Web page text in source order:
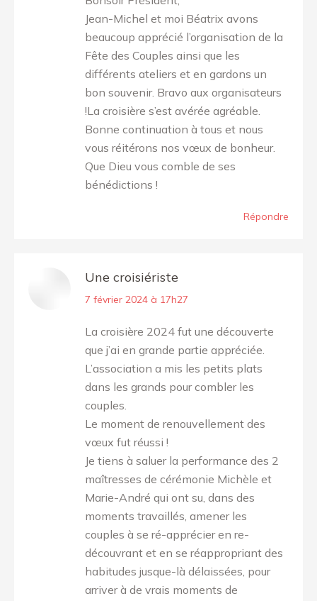
Jean-Michel et moi Béatrix avons
beaucoup apprécié l’organisation de la
Fête des Couples ainsi que les
différents ateliers et en gardons un
bon souvenir. Bravo aux organisateurs
!La croisière s’est avérée agréable.
Bonne continuation à tous et nous
vous réitérons nos vœux de bonheur.
Que Dieu vous comble de ses
bénédictions !
Répondre
Une croisiériste
dit
7 février 2024 à 17h27
La croisière 2024 fut une découverte
que j’ai en grande partie appréciée.
L’association a mis les petits plats
dans les grands pour combler les
couples.
Le moment de renouvellement des
vœux fut réussi !
Je tiens à saluer la performance des 2
maîtresses de cérémonie Michèle et
Marie-André qui ont su, dans des
moments travaillés, amener les
couples à se ré-apprécier en re-
découvrant et en se réappropriant des
habitudes jusque-là délaissées, pour
arriver à de vrais moments de